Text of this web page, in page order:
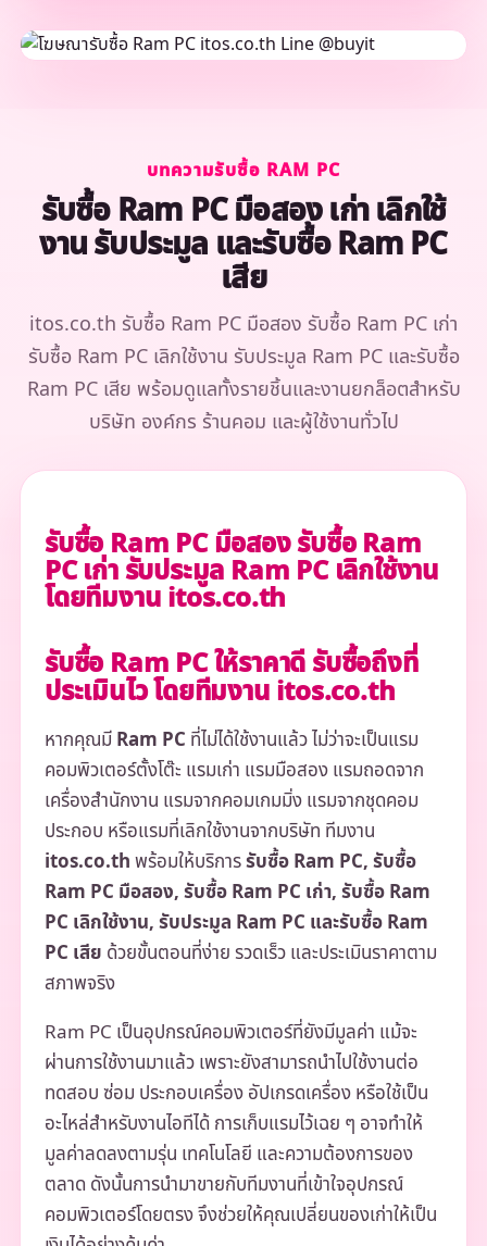
บทความรับซื้อ RAM PC
รับซื้อ Ram PC มือสอง เก่า เลิกใช้
งาน รับประมูล และรับซื้อ Ram PC
เสีย
itos.co.th รับซื้อ Ram PC มือสอง รับซื้อ Ram PC เก่า
รับซื้อ Ram PC เลิกใช้งาน รับประมูล Ram PC และรับซื้อ
Ram PC เสีย พร้อมดูแลทั้งรายชิ้นและงานยกล็อตสำหรับ
บริษัท องค์กร ร้านคอม และผู้ใช้งานทั่วไป
รับซื้อ Ram PC มือสอง รับซื้อ Ram
PC เก่า รับประมูล Ram PC เลิกใช้งาน
โดยทีมงาน itos.co.th
รับซื้อ Ram PC ให้ราคาดี รับซื้อถึงที่
ประเมินไว โดยทีมงาน itos.co.th
หากคุณมีRam PC ที่ไม่ได้ใช้งานแล้ว ไม่ว่าจะเป็นแรม
คอมพิวเตอร์ตั้งโต๊ะ แรมเก่า แรมมือสอง แรมถอดจาก
เครื่องสำนักงาน แรมจากคอมเกมมิ่ง แรมจากชุดคอม
ประกอบ หรือแรมที่เลิกใช้งานจากบริษัท ทีมงาน
itos.co.thพร้อมให้บริการรับซื้อ Ram PC, รับซื้อ
Ram PC มือสอง, รับซื้อ Ram PC เก่า, รับซื้อ Ram
PC เลิกใช้งาน, รับประมูล Ram PC และรับซื้อ Ram
PC เสีย ด้วยขั้นตอนที่ง่าย รวดเร็ว และประเมินราคาตาม
สภาพจริง
Ram PC เป็นอุปกรณ์คอมพิวเตอร์ที่ยังมีมูลค่า แม้จะ
ผ่านการใช้งานมาแล้ว เพราะยังสามารถนำไปใช้งานต่อ
ทดสอบ ซ่อม ประกอบเครื่อง อัปเกรดเครื่อง หรือใช้เป็น
อะไหล่สำหรับงานไอทีได้ การเก็บแรมไว้เฉย ๆ อาจทำให้
มูลค่าลดลงตามรุ่น เทคโนโลยี และความต้องการของ
ตลาด ดังนั้นการนำมาขายกับทีมงานที่เข้าใจอุปกรณ์
คอมพิวเตอร์โดยตรง จึงช่วยให้คุณเปลี่ยนของเก่าให้เป็น